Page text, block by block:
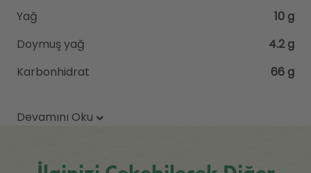
Yağ
10 g
Doymuş yağ
4.2 g
Karbonhidrat
66 g
Devamını Oku